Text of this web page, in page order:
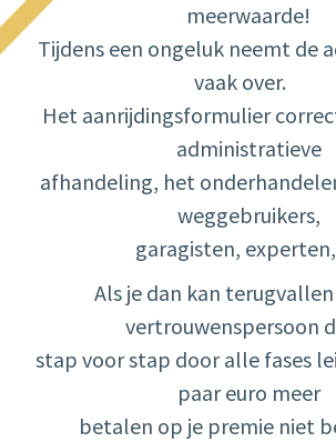
meerwaarde!
Tijdens een ongeluk ​neemt de
vaak over.
Het aanrijdingsformulier
administratieve
afhandeling, ​het
weggebruikers,
garagisten,
Als je dan kan
vertrouwenspersoon
stap voor stap door alle fases
paar euro meer
betalen op je premie niet